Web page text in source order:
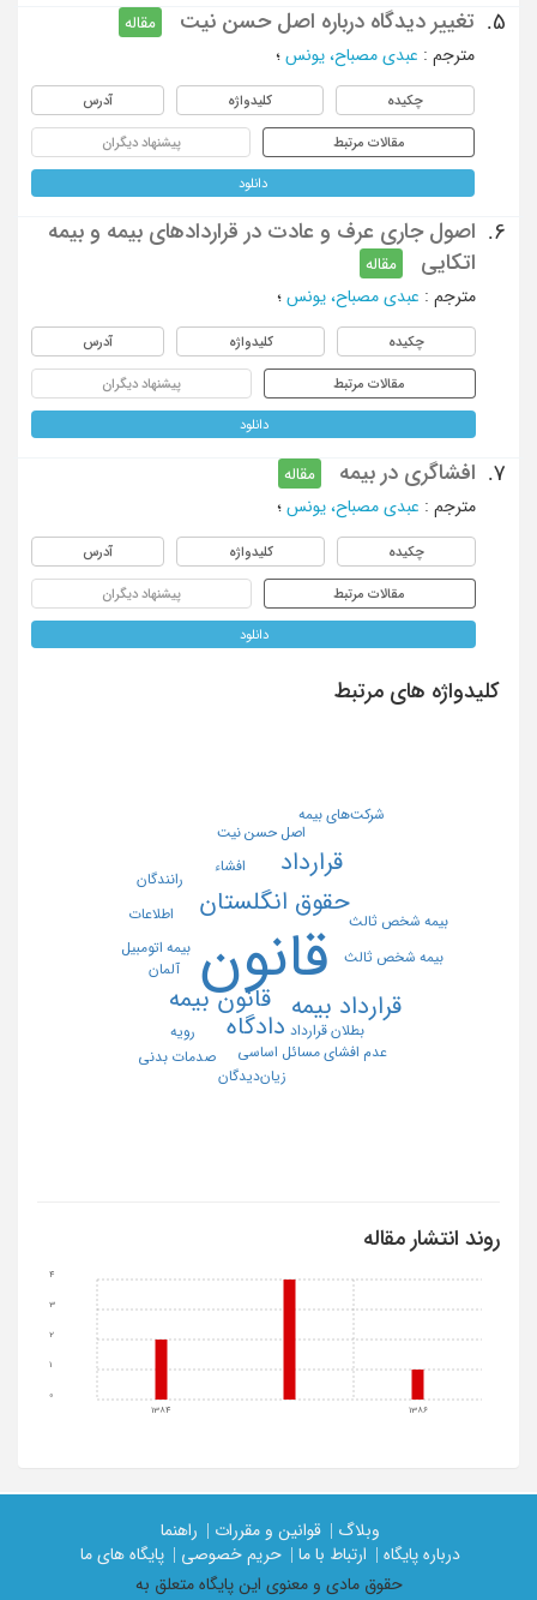
5. تغییر دیدگاه درباره اصل حسن نیت
مقاله
مترجم : عبدی مصباح، یونس ؛
چکیده کلیدواژه آدرس
مقالات مرتبط پیشنهاد دیگران
دانلود
6.
اصول جاری عرف و عادت در قراردادهای بیمه و بیمه
اتکایی
مقاله
مترجم : عبدی مصباح، یونس ؛
چکیده کلیدواژه آدرس
مقالات مرتبط پیشنهاد دیگران
دانلود
7. افشاگری در بیمه
مقاله
مترجم : عبدی مصباح، یونس ؛
چکیده کلیدواژه آدرس
مقالات مرتبط پیشنهاد دیگران
دانلود
کلیدواژه های مرتبط
قانون
حقوق انگلستان
قانون بیمه
دادگاه
قرارداد
قرارداد بیمه
اصل حسن نیت
افشاء
بطلان قرارداد
بیمه اتومبیل
بیمه شخص ثالث
عدم افشای مسائل اساسی
آلمان
اطلاعات بیمه شخص ثالث
رانندگان
رویه
زیان‌دیدگان
شرکت‌های بیمه
صدمات بدنی
روند انتشار مقاله
1384 1386
0
1
2
3
4
وبلاگ | قوانین و مقررات |
راهنما
درباره پایگاه |
ارتباط با ما | حریم خصوصی |
پایگاه های ما
حقوق مادی و معنوی اين پايگاه متعلق به